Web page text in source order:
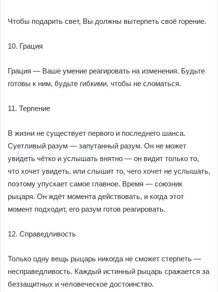
Чтобы подарить свет, Вы должны вытерпеть своё горение.
10. Грация
Грация — Ваше умение реагировать на изменения. Будьте
готовы к ним, будьте гибкими, чтобы не сломаться.
11. Терпение
В жизни не существует первого и последнего шанса.
Суетливый разум — запутанный разум. Он не может
увидеть чётко и услышать внятно — он видит только то,
что хочет увидеть, или слышит то, чего хочет не услышать,
поэтому упускает самое главное. Время — союзник
рыцаря. Он ждёт момента действовать, и когда этот
момент подходит, его разум готов реагировать.
12. Справедливость
Только одну вещь рыцарь никогда не сможет стерпеть —
несправедливость. Каждый истинный рыцарь сражается за
беззащитных и человеческое достоинство.